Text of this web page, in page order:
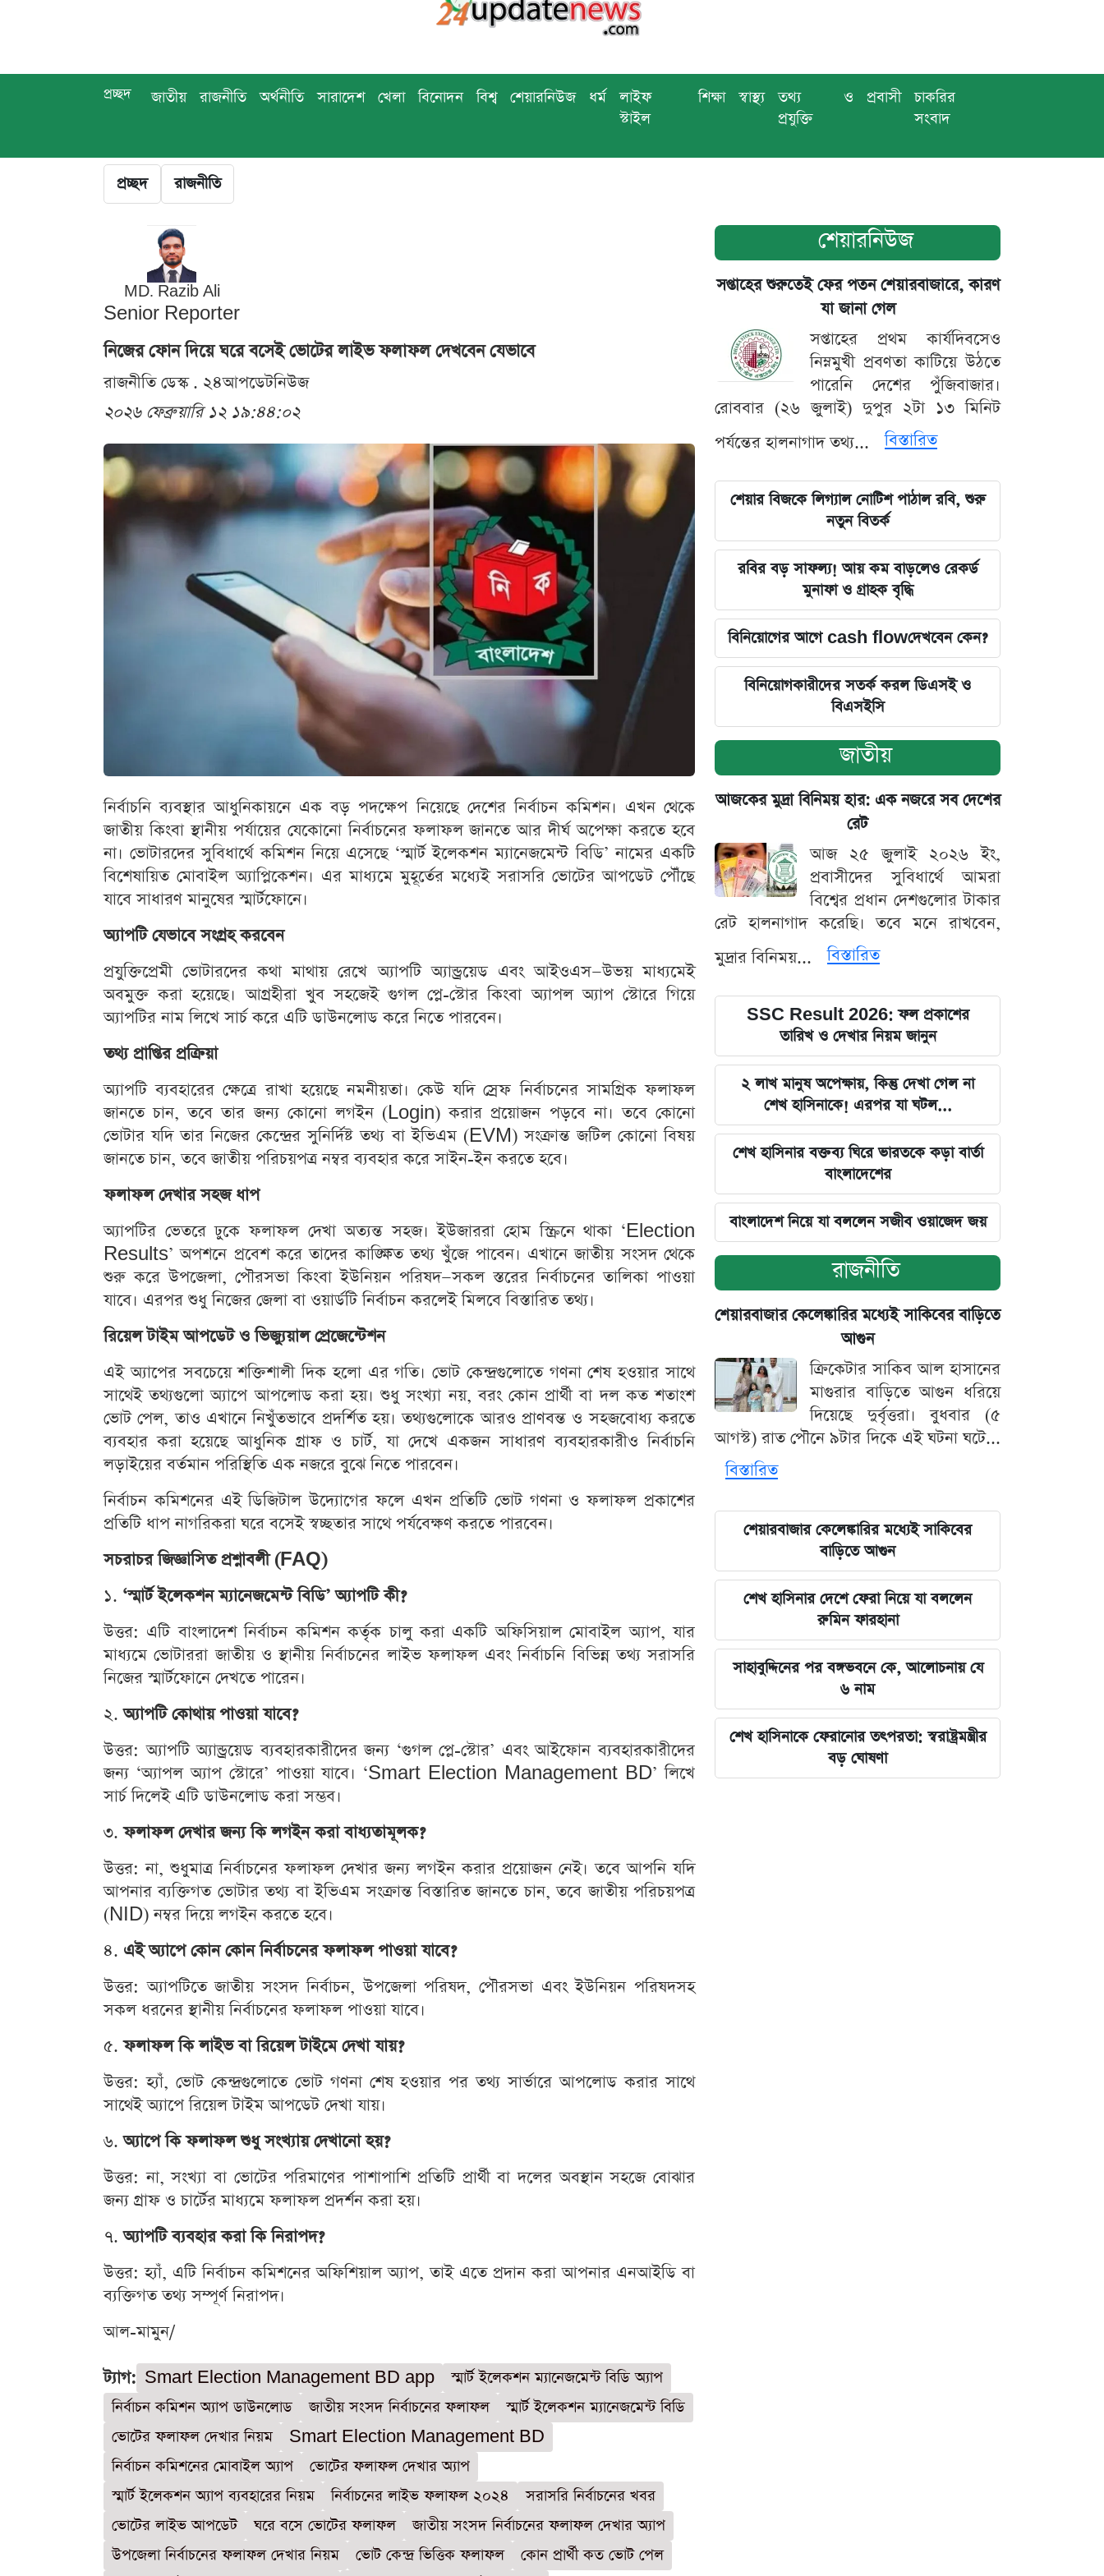
প্রচ্ছদ জাতীয় রাজনীতি অর্থনীতি সারাদেশ খেলা বিনোদন বিশ্ব শেয়ারনিউজ ধর্ম
লাইফ
স্টাইল
শিক্ষা স্বাস্থ্য
তথ্য ও
প্রযুক্তি
প্রবাসী
চাকরির
সংবাদ
প্রচ্ছদ রাজনীতি
MD. Razib Ali
Senior Reporter
নিজের ফোন দিয়ে ঘরে বসেই ভোটের লাইভ ফলাফল দেখবেন যেভাবে
রাজনীতি ডেস্ক . ২৪আপডেটনিউজ
২০২৬ ফেব্রুয়ারি ১২ ১৯:৪৪:০২
নির্বাচনি ব্যবস্থার আধুনিকায়নে এক বড় পদক্ষেপ নিয়েছে দেশের নির্বাচন কমিশন। এখন থেকে
জাতীয় কিংবা স্থানীয় পর্যায়ের যেকোনো নির্বাচনের ফলাফল জানতে আর দীর্ঘ অপেক্ষা করতে হবে
না। ভোটারদের সুবিধার্থে কমিশন নিয়ে এসেছে ‘স্মার্ট ইলেকশন ম্যানেজমেন্ট বিডি’ নামের একটি
বিশেষায়িত মোবাইল অ্যাপ্লিকেশন। এর মাধ্যমে মুহূর্তের মধ্যেই সরাসরি ভোটের আপডেট পৌঁছে
যাবে সাধারণ মানুষের স্মার্টফোনে।
অ্যাপটি যেভাবে সংগ্রহ করবেন
প্রযুক্তিপ্রেমী ভোটারদের কথা মাথায় রেখে অ্যাপটি অ্যান্ড্রয়েড এবং আইওএস—উভয় মাধ্যমেই
অবমুক্ত করা হয়েছে। আগ্রহীরা খুব সহজেই গুগল প্লে-স্টোর কিংবা অ্যাপল অ্যাপ স্টোরে গিয়ে
অ্যাপটির নাম লিখে সার্চ করে এটি ডাউনলোড করে নিতে পারবেন।
তথ্য প্রাপ্তির প্রক্রিয়া
অ্যাপটি ব্যবহারের ক্ষেত্রে রাখা হয়েছে নমনীয়তা। কেউ যদি স্রেফ নির্বাচনের সামগ্রিক ফলাফল
জানতে চান, তবে তার জন্য কোনো লগইন (Login) করার প্রয়োজন পড়বে না। তবে কোনো
ভোটার যদি তার নিজের কেন্দ্রের সুনির্দিষ্ট তথ্য বা ইভিএম (EVM) সংক্রান্ত জটিল কোনো বিষয়
জানতে চান, তবে জাতীয় পরিচয়পত্র নম্বর ব্যবহার করে সাইন-ইন করতে হবে।
ফলাফল দেখার সহজ ধাপ
অ্যাপটির ভেতরে ঢুকে ফলাফল দেখা অত্যন্ত সহজ। ইউজাররা হোম স্ক্রিনে থাকা ‘Election
Results’ অপশনে প্রবেশ করে তাদের কাঙ্ক্ষিত তথ্য খুঁজে পাবেন। এখানে জাতীয় সংসদ থেকে
শুরু করে উপজেলা, পৌরসভা কিংবা ইউনিয়ন পরিষদ—সকল স্তরের নির্বাচনের তালিকা পাওয়া
যাবে। এরপর শুধু নিজের জেলা বা ওয়ার্ডটি নির্বাচন করলেই মিলবে বিস্তারিত তথ্য।
রিয়েল টাইম আপডেট ও ভিজ্যুয়াল প্রেজেন্টেশন
এই অ্যাপের সবচেয়ে শক্তিশালী দিক হলো এর গতি। ভোট কেন্দ্রগুলোতে গণনা শেষ হওয়ার সাথে
সাথেই তথ্যগুলো অ্যাপে আপলোড করা হয়। শুধু সংখ্যা নয়, বরং কোন প্রার্থী বা দল কত শতাংশ
ভোট পেল, তাও এখানে নিখুঁতভাবে প্রদর্শিত হয়। তথ্যগুলোকে আরও প্রাণবন্ত ও সহজবোধ্য করতে
ব্যবহার করা হয়েছে আধুনিক গ্রাফ ও চার্ট, যা দেখে একজন সাধারণ ব্যবহারকারীও নির্বাচনি
লড়াইয়ের বর্তমান পরিস্থিতি এক নজরে বুঝে নিতে পারবেন।
নির্বাচন কমিশনের এই ডিজিটাল উদ্যোগের ফলে এখন প্রতিটি ভোট গণনা ও ফলাফল প্রকাশের
প্রতিটি ধাপ নাগরিকরা ঘরে বসেই স্বচ্ছতার সাথে পর্যবেক্ষণ করতে পারবেন।
সচরাচর জিজ্ঞাসিত প্রশ্নাবলী (FAQ)
১. ‘স্মার্ট ইলেকশন ম্যানেজমেন্ট বিডি’ অ্যাপটি কী?
উত্তর: এটি বাংলাদেশ নির্বাচন কমিশন কর্তৃক চালু করা একটি অফিসিয়াল মোবাইল অ্যাপ, যার
মাধ্যমে ভোটাররা জাতীয় ও স্থানীয় নির্বাচনের লাইভ ফলাফল এবং নির্বাচনি বিভিন্ন তথ্য সরাসরি
নিজের স্মার্টফোনে দেখতে পারেন।
২.অ্যাপটি কোথায় পাওয়া যাবে?
উত্তর: অ্যাপটি অ্যান্ড্রয়েড ব্যবহারকারীদের জন্য ‘গুগল প্লে-স্টোর’ এবং আইফোন ব্যবহারকারীদের
জন্য ‘অ্যাপল অ্যাপ স্টোরে’ পাওয়া যাবে। ‘Smart Election Management BD’ লিখে
সার্চ দিলেই এটি ডাউনলোড করা সম্ভব।
৩.ফলাফল দেখার জন্য কি লগইন করা বাধ্যতামূলক?
উত্তর: না, শুধুমাত্র নির্বাচনের ফলাফল দেখার জন্য লগইন করার প্রয়োজন নেই। তবে আপনি যদি
আপনার ব্যক্তিগত ভোটার তথ্য বা ইভিএম সংক্রান্ত বিস্তারিত জানতে চান, তবে জাতীয় পরিচয়পত্র
(NID) নম্বর দিয়ে লগইন করতে হবে।
৪. এই অ্যাপে কোন কোন নির্বাচনের ফলাফল পাওয়া যাবে?
উত্তর: অ্যাপটিতে জাতীয় সংসদ নির্বাচন, উপজেলা পরিষদ, পৌরসভা এবং ইউনিয়ন পরিষদসহ
সকল ধরনের স্থানীয় নির্বাচনের ফলাফল পাওয়া যাবে।
৫.ফলাফল কি লাইভ বা রিয়েল টাইমে দেখা যায়?
উত্তর: হ্যাঁ, ভোট কেন্দ্রগুলোতে ভোট গণনা শেষ হওয়ার পর তথ্য সার্ভারে আপলোড করার সাথে
সাথেই অ্যাপে রিয়েল টাইম আপডেট দেখা যায়।
৬.অ্যাপে কি ফলাফল শুধু সংখ্যায় দেখানো হয়?
উত্তর: না, সংখ্যা বা ভোটের পরিমাণের পাশাপাশি প্রতিটি প্রার্থী বা দলের অবস্থান সহজে বোঝার
জন্য গ্রাফ ও চার্টের মাধ্যমে ফলাফল প্রদর্শন করা হয়।
৭.অ্যাপটি ব্যবহার করা কি নিরাপদ?
উত্তর: হ্যাঁ, এটি নির্বাচন কমিশনের অফিশিয়াল অ্যাপ, তাই এতে প্রদান করা আপনার এনআইডি বা
ব্যক্তিগত তথ্য সম্পূর্ণ নিরাপদ।
আল-মামুন/
ট্যাগ: Smart Election Management BD app
স্মার্ট ইলেকশন ম্যানেজমেন্ট বিডি অ্যাপ
নির্বাচন কমিশন অ্যাপ ডাউনলোড
জাতীয় সংসদ নির্বাচনের ফলাফল
স্মার্ট ইলেকশন ম্যানেজমেন্ট বিডি
ভোটের ফলাফল দেখার নিয়ম
Smart Election Management BD
নির্বাচন কমিশনের মোবাইল অ্যাপ
ভোটের ফলাফল দেখার অ্যাপ
স্মার্ট ইলেকশন অ্যাপ ব্যবহারের নিয়ম
নির্বাচনের লাইভ ফলাফল ২০২৪
সরাসরি নির্বাচনের খবর
ভোটের লাইভ আপডেট
ঘরে বসে ভোটের ফলাফল
জাতীয় সংসদ নির্বাচনের ফলাফল দেখার অ্যাপ
উপজেলা নির্বাচনের ফলাফল দেখার নিয়ম
ভোট কেন্দ্র ভিত্তিক ফলাফল
কোন প্রার্থী কত ভোট পেল
শেয়ারনিউজ
সপ্তাহের শুরুতেই ফের পতন শেয়ারবাজারে, কারণ
যা জানা গেল
সপ্তাহের প্রথম কার্যদিবসেও
নিম্নমুখী প্রবণতা কাটিয়ে উঠতে
পারেনি দেশের পুঁজিবাজার।
রোববার (২৬ জুলাই) দুপুর ২টা ১৩ মিনিট
পর্যন্তের হালনাগাদ তথ্য...
বিস্তারিত
শেয়ার বিজকে লিগ্যাল নোটিশ পাঠাল রবি, শুরু
নতুন বিতর্ক
রবির বড় সাফল্য! আয় কম বাড়লেও রেকর্ড
মুনাফা ও গ্রাহক বৃদ্ধি
বিনিয়োগের আগে cash flowদেখবেন কেন?
বিনিয়োগকারীদের সতর্ক করল ডিএসই ও
বিএসইসি
জাতীয়
আজকের মুদ্রা বিনিময় হার: এক নজরে সব দেশের
রেট
আজ ২৫ জুলাই ২০২৬ ইং,
প্রবাসীদের সুবিধার্থে আমরা
বিশ্বের প্রধান দেশগুলোর টাকার
রেট হালনাগাদ করেছি। তবে মনে রাখবেন,
মুদ্রার বিনিময়...
বিস্তারিত
SSC Result 2026: ফল প্রকাশের
তারিখ ও দেখার নিয়ম জানুন
২ লাখ মানুষ অপেক্ষায়, কিন্তু দেখা গেল না
শেখ হাসিনাকে! এরপর যা ঘটল...
শেখ হাসিনার বক্তব্য ঘিরে ভারতকে কড়া বার্তা
বাংলাদেশের
বাংলাদেশ নিয়ে যা বললেন সজীব ওয়াজেদ জয়
রাজনীতি
শেয়ারবাজার কেলেঙ্কারির মধ্যেই সাকিবের বাড়িতে
আগুন
ক্রিকেটার সাকিব আল হাসানের
মাগুরার বাড়িতে আগুন ধরিয়ে
দিয়েছে দুর্বৃত্তরা। বুধবার (৫
আগস্ট) রাত পৌনে ৯টার দিকে এই ঘটনা ঘটে...
বিস্তারিত
শেয়ারবাজার কেলেঙ্কারির মধ্যেই সাকিবের
বাড়িতে আগুন
শেখ হাসিনার দেশে ফেরা নিয়ে যা বললেন
রুমিন ফারহানা
সাহাবুদ্দিনের পর বঙ্গভবনে কে, আলোচনায় যে
৬ নাম
শেখ হাসিনাকে ফেরানোর তৎপরতা: স্বরাষ্ট্রমন্ত্রীর
বড় ঘোষণা